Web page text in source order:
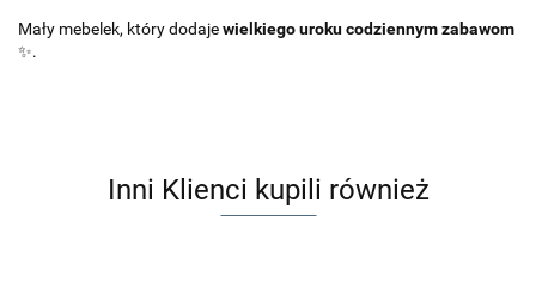
Mały mebelek, który dodajewielkiego uroku codziennym zabawom
✨.
Inni Klienci kupili również